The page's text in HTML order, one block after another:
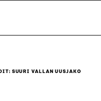
SUURI VALLAN UUSJAKO